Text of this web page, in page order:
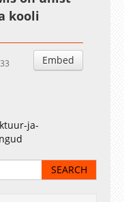
kooli
Embed
ja-